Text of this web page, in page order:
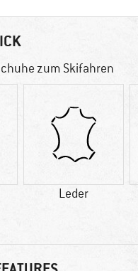
zum Skifahren
Leder